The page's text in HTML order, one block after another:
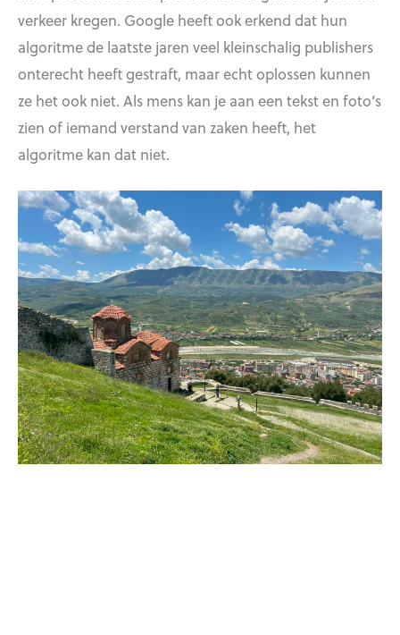
verkeer kregen. Google heeft ook erkend dat hun
algoritme de laatste jaren veel kleinschalig publishers
onterecht heeft gestraft, maar echt oplossen kunnen
ze het ook niet. Als mens kan je aan een tekst en foto’s
zien of iemand verstand van zaken heeft, het
algoritme kan dat niet.